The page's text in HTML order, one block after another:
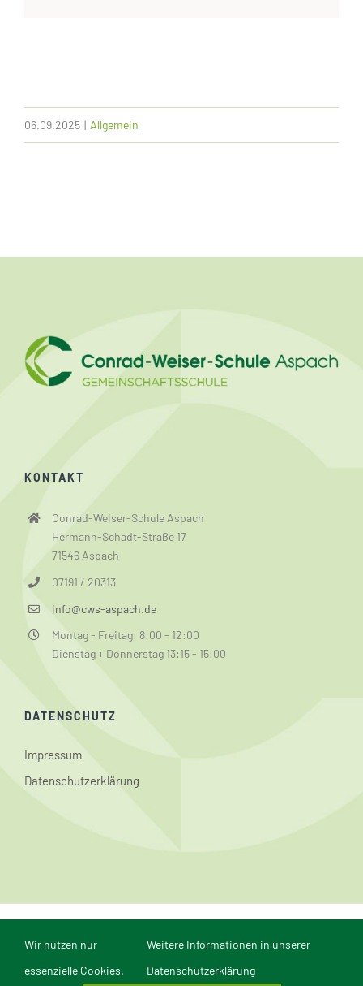
06.09.2025 | Allgemein
KONTAKT
Conrad-Weiser-Schule Aspach
Hermann-Schadt-Straße 17
71546 Aspach
07191 / 20313
info@cws-aspach.de
Montag - Freitag: 8:00 - 12:00
Dienstag + Donnerstag 13:15 - 15:00
DATENSCHUTZ
Impressum
Datenschutzerklärung
© Conrad-Weiser-Schule Aspach | Webmaster: Dominik
Reichert | Webdesign und Realisierung in Mannheim durch
Wir nutzen nur
essenzielle Cookies.
Weitere Informationen in unserer
Datenschutzerklärung